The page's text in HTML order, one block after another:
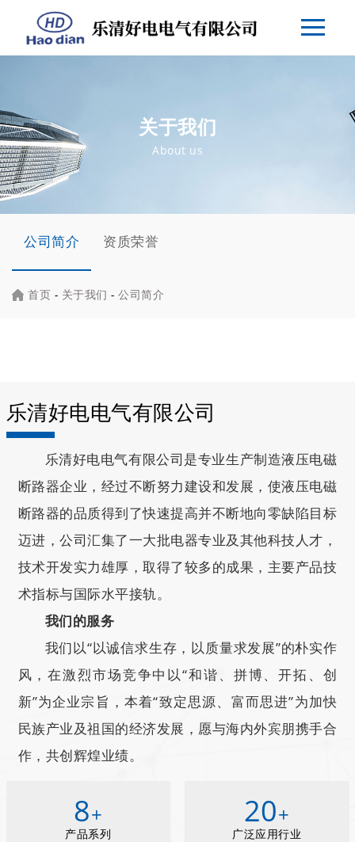
关于我们
About us
公司简介 资质荣誉
首页 - 关于我们 - 公司简介
乐清好电电气有限公司
乐清好电电气有限公司是专业生产制造液压电磁
断路器企业，经过不断努力建设和发展，使液压电磁
断路器的品质得到了快速提高并不断地向零缺陷目标
迈进，公司汇集了一大批电器专业及其他科技人才，
技术开发实力雄厚，取得了较多的成果，主要产品技
术指标与国际水平接轨。
我们的服务
我们以“以诚信求生存，以质量求发展”的朴实作
风，在激烈市场竞争中以“和谐、拼博、开拓、创
新”为企业宗旨，本着“致定思源、富而思进”为加快
民族产业及祖国的经济发展，愿与海内外宾朋携手合
作，共创辉煌业绩。
8+
产品系列
20+
广泛应用行业